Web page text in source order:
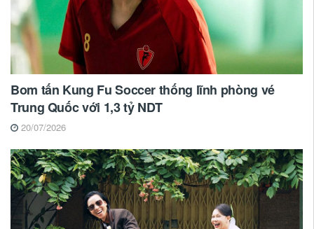
Bom tấn Kung Fu Soccer thống lĩnh phòng vé
Trung Quốc với 1,3 tỷ NDT
20/07/2026